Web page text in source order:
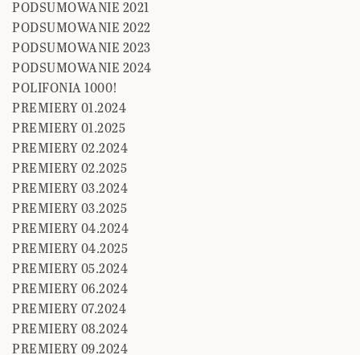
PODSUMOWANIE 2021
PODSUMOWANIE 2022
PODSUMOWANIE 2023
PODSUMOWANIE 2024
POLIFONIA 1000!
PREMIERY 01.2024
PREMIERY 01.2025
PREMIERY 02.2024
PREMIERY 02.2025
PREMIERY 03.2024
PREMIERY 03.2025
PREMIERY 04.2024
PREMIERY 04.2025
PREMIERY 05.2024
PREMIERY 06.2024
PREMIERY 07.2024
PREMIERY 08.2024
PREMIERY 09.2024